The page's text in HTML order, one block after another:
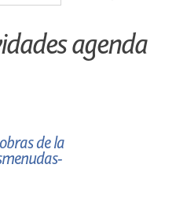
agenda
de la